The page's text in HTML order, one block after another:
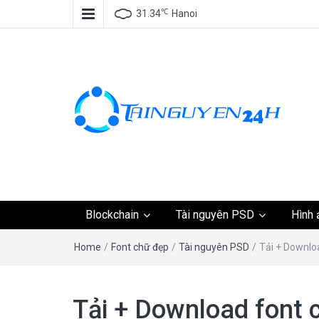
31.34℃ Hanoi
tài nguyên đồ họa,
Blockchain Tài nguyên PSD Hình
Home / Font chữ đẹp / Tài nguyên PSD / Tải +
Tải + Download font